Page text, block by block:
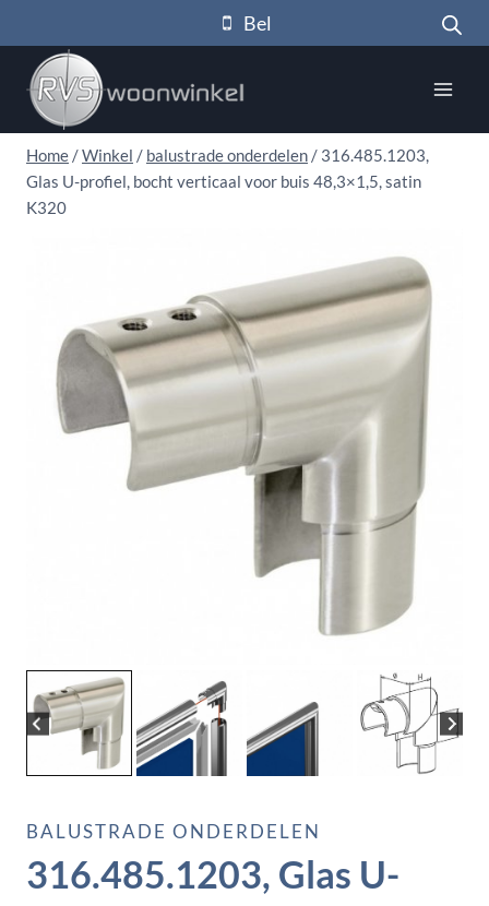
naar
inhoud
Bel
Home /Winkel / balustrade onderdelen / 316.485.1203,
Glas U-profiel, bocht verticaal voor buis 48,3×1,5, satin
K320
BALUSTRADE ONDERDELEN
316.485.1203, Glas U-